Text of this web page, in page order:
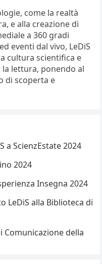
come la realtà
e alla creazione di
a 360 gradi
eventi dal vivo, LeDiS
cultura scientifica e
lettura, ponendo al
di scoperta e
a ScienzEstate 2024
2024
Insegna 2024
LeDiS alla Biblioteca di
Comunicazione della